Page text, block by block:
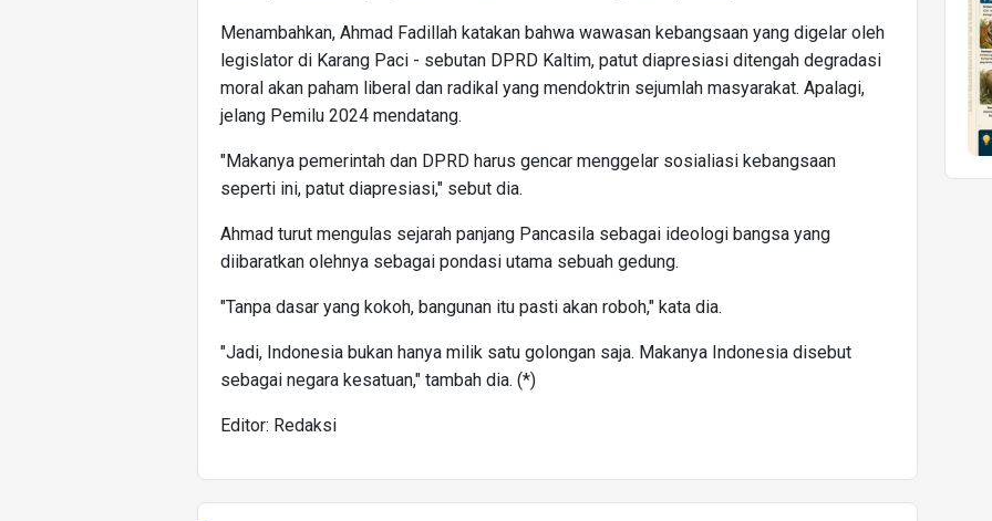
Menambahkan, Ahmad Fadillah katakan bahwa wawasan kebangsaan yang digelar oleh
legislator di Karang Paci - sebutan DPRD Kaltim, patut diapresiasi ditengah degradasi
moral akan paham liberal dan radikal yang mendoktrin sejumlah masyarakat. Apalagi,
jelang Pemilu 2024 mendatang.
"Makanya pemerintah dan DPRD harus gencar menggelar sosialiasi kebangsaan
seperti ini, patut diapresiasi," sebut dia.
Ahmad turut mengulas sejarah panjang Pancasila sebagai ideologi bangsa yang
diibaratkan olehnya sebagai pondasi utama sebuah gedung.
"Tanpa dasar yang kokoh, bangunan itu pasti akan roboh," kata dia.
"Jadi, Indonesia bukan hanya milik satu golongan saja. Makanya Indonesia disebut
sebagai negara kesatuan," tambah dia. (*)
Editor: Redaksi